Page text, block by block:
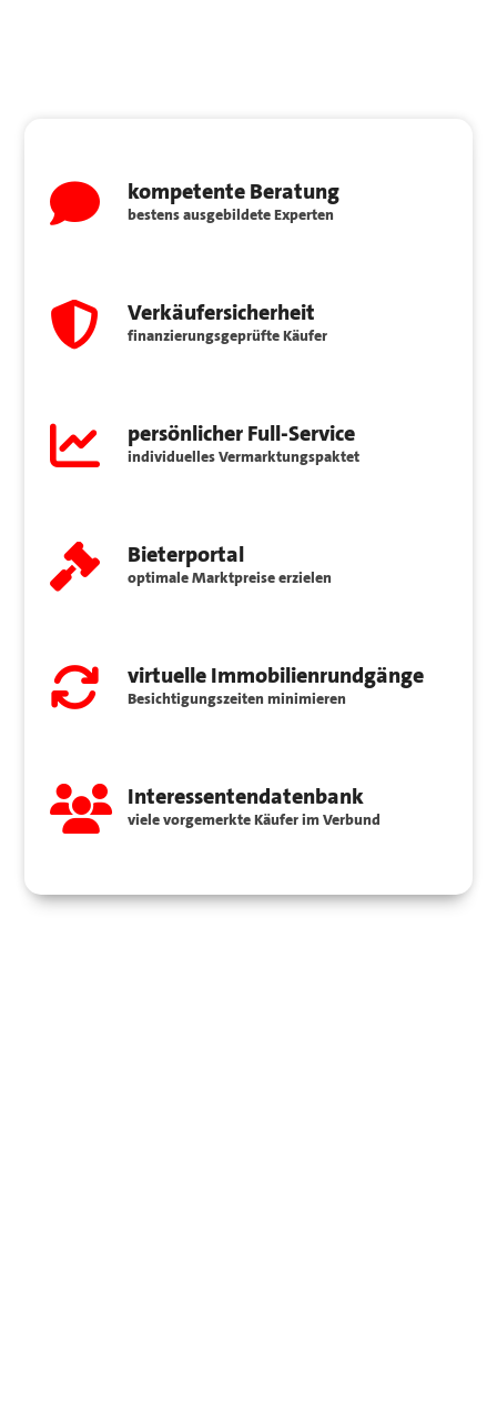
kompetente Beratung
bestens ausgebildete Experten
Verkäufersicherheit
finanzierungsgeprüfte Käufer
persönlicher Full-Service
individuelles Vermarktungspaktet
Bieterportal
optimale Marktpreise erzielen
virtuelle Immobilienrundgänge
Besichtigungszeiten minimieren
Interessentendatenbank
viele vorgemerkte Käufer im Verbund